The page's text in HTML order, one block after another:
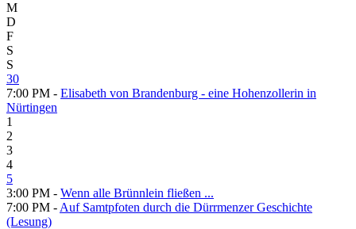
M
D
F
S
S
30
7:00 PM - Elisabeth von Brandenburg - eine Hohenzollerin in
Nürtingen
1
2
3
4
5
3:00 PM - Wenn alle Brünnlein fließen ...
7:00 PM - Auf Samtpfoten durch die Dürrmenzer Geschichte
(Lesung)